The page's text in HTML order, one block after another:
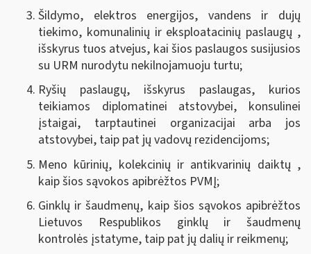
Šildymo, elektros energijos, vandens ir dujų
tiekimo, komunalinių ir eksploatacinių paslaugų ,
išskyrus tuos atvejus, kai šios paslaugos susijusios
su URM nurodytu nekilnojamuoju turtu;
Ryšių paslaugų, išskyrus paslaugas, kurios
teikiamos diplomatinei atstovybei, konsulinei
įstaigai, tarptautinei organizacijai arba jos
atstovybei, taip pat jų vadovų rezidencijoms;
Meno kūrinių, kolekcinių ir antikvarinių daiktų ,
kaip šios sąvokos apibrėžtos PVMĮ;
Ginklų ir šaudmenų, kaip šios sąvokos apibrėžtos
Lietuvos Respublikos ginklų ir šaudmenų
kontrolės įstatyme, taip pat jų dalių ir reikmenų;